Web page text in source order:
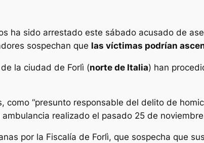
ha sido arrestado este sábado acusado de
sospechan que las víctimas podrían
la ciudad de Forlì (norte de Italia) han
“presunto responsable del delito de
realizado el pasado 25 de
por la Fiscalía de Forlì, que sospecha que